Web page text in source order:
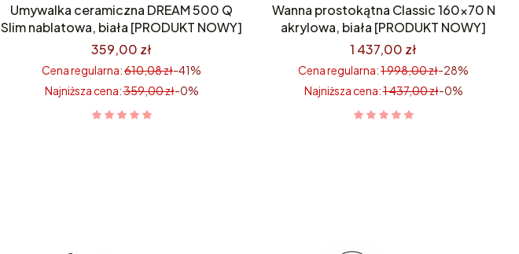
Umywalka ceramiczna DREAM 500 Q
Slim nablatowa, biała [PRODUKT NOWY]
359,00 zł
Cena regularna:610,08 zł-41%
Najniższa cena:359,00 zł-0%
Wanna prostokątna Classic 160×70 N
akrylowa, biała [PRODUKT NOWY]
1 437,00 zł
Cena regularna:1 998,00 zł-28%
Najniższa cena:1 437,00 zł-0%